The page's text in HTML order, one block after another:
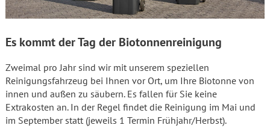
Es kommt der Tag der Biotonnenreinigung
Zweimal pro Jahr sind wir mit unserem speziellen
Reinigungsfahrzeug bei Ihnen vor Ort, um Ihre Biotonne von
innen und außen zu säubern. Es fallen für Sie keine
Extrakosten an. In der Regel findet die Reinigung im Mai und
im September statt (jeweils 1 Termin Frühjahr/Herbst).